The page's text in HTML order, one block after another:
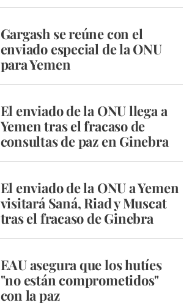
Gargash se reúne con el
enviado especial de la ONU
para Yemen
El enviado de la ONU llega a
Yemen tras el fracaso de
consultas de paz en Ginebra
El enviado de la ONU a Yemen
visitará Saná, Riad y Muscat
tras el fracaso de Ginebra
EAU asegura que los hutíes
"no están comprometidos"
con la paz